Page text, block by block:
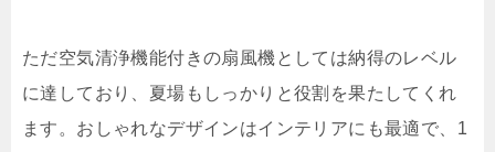
ただ空気清浄機能付きの扇風機としては納得のレベル
に達しており、夏場もしっかりと役割を果たしてくれ
ます。おしゃれなデザインはインテリアにも最適で、1